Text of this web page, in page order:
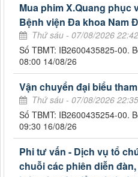
Mua phim X.Quang phục
Bệnh viện Đa khoa Nam
Thứ sáu - 07/08/2026 22:42
Số TBMT: IB2600435825-00.
08:00 14/08/26
Vận chuyển đại biểu
Thứ sáu - 07/08/2026 22:35
Số TBMT: IB2600435254-00.
09:30 16/08/26
Phi tư vấn - Dịch vụ tổ
chuỗi các phiên diễn